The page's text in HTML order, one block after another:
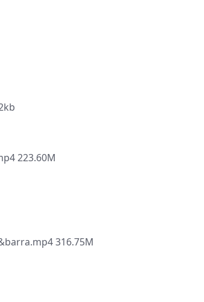
223.60M
316.75M